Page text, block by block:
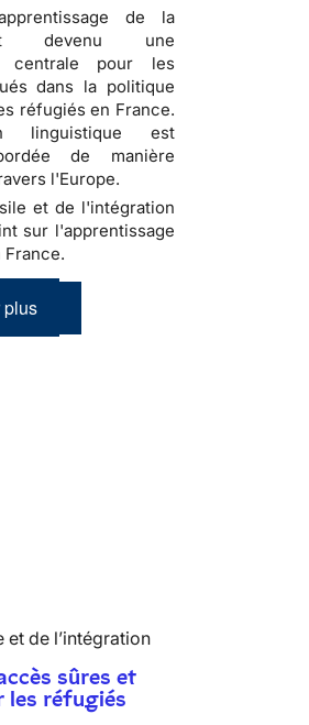
de la
devenu une
centrale pour les
dans la politique
réfugiés en France.
linguistique est
de manière
l'Europe.
et de l'intégration
sur l'apprentissage
France.
plus
et de l’intégration
sûres et
les réfugiés